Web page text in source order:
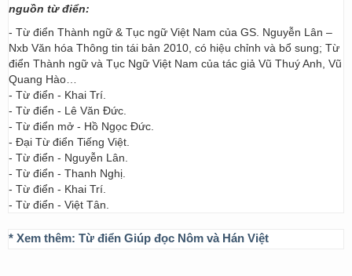
nguồn từ điển:
- Từ điển Thành ngữ & Tục ngữ Việt Nam của GS. Nguyễn Lân –
Nxb Văn hóa Thông tin tái bản 2010, có hiệu chỉnh và bổ sung; Từ
điển Thành ngữ và Tục Ngữ Việt Nam của tác giả Vũ Thuý Anh, Vũ
Quang Hào…
- Từ điển - Khai Trí.
- Từ điển - Lê Văn Đức.
- Từ điển mở - Hồ Ngọc Đức.
- Đại Từ điển Tiếng Việt.
- Từ điển - Nguyễn Lân.
- Từ điển - Thanh Nghị.
- Từ điển - Khai Trí.
- Từ điển - Việt Tân.
* Xem thêm: Từ điển Giúp đọc Nôm và Hán Việt